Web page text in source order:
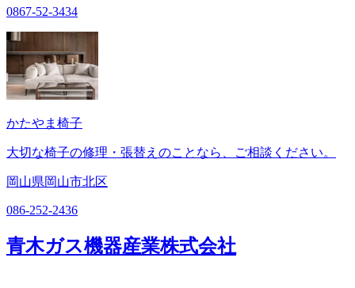
0867-52-3434
かたやま椅子
大切な椅子の修理・張替えのことなら、ご相談ください。
岡山県岡山市北区
086-252-2436
青木ガス機器産業株式会社